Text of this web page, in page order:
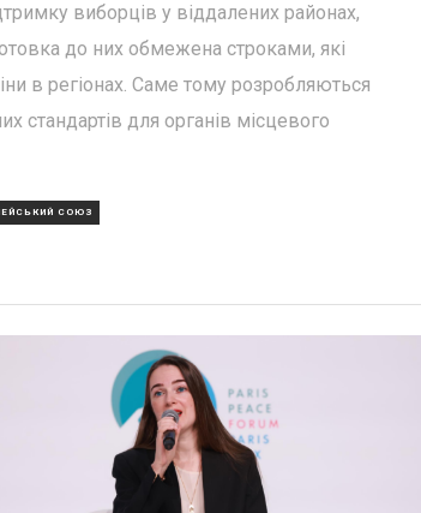
виборців у віддалених районах,
до них обмежена строками, які
в регіонах. Саме тому розробляються
стандартів для органів місцевого
СОЮЗ